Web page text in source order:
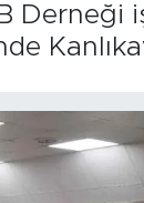
Derneği